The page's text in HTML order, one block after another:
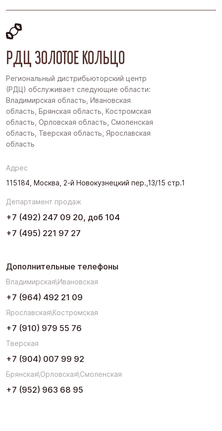
РДЦ ЗОЛОТОЕ КОЛЬЦО
Региональный дистрибьюторский центр
(РДЦ) обслуживает следующие области:
Владимирская область, Ивановская
область, Брянская область, Костромская
область, Орловская область, Смоленская
область, Тверская область, Ярославская
область
Адрес
115184, Москва, 2-й Новокузнецкий пер.,13/15 стр.1
Департамент продаж
+7 (492) 247 09 20, доб 104
+7 (495) 221 97 27
Дополнительные телефоны
Владимирская\Ивановская
+7 (964) 492 21 09
Ярославская\Костромская
+7 (910) 979 55 76
Тверская
+7 (904) 007 99 92
Брянская\Орловская\Смоленская
+7 (952) 963 68 95